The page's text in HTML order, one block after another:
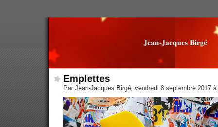
Jean-Jacques Birgé
Emplettes
Par Jean-Jacques Birgé, vendredi 8 septembre 2017